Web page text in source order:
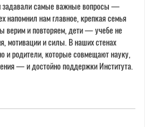
задавали самые важные вопросы —
напомнил нам главное, крепкая семья
и повторяем, дети — учебе не
мотивации и силы. В наших стенах
и родители, которые совмещают науку,
— и достойно поддержки Института.